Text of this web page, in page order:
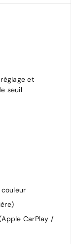
et
seuil
avant
en hauteur
CarPlay /